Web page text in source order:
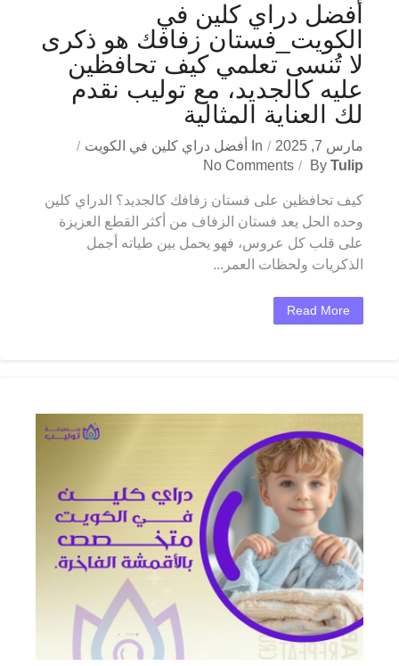
أفضل دراي كلين في
الكويت_فستان زفافك هو ذكرى
لا تُنسى تعلمي كيف تحافظين
عليه كالجديد، مع توليب نقدم
لك العناية المثالية
مارس 7, 2025 In
أفضل دراي كلين في الكويت
By Tulip
No Comments
كيف تحافظين على فستان زفافك كالجديد؟ الدراي كلين
وحده الحل يعد فستان الزفاف من أكثر القطع العزيزة
على قلب كل عروس، فهو يحمل بين طياته أجمل
الذكريات ولحظات العمر...
Read More